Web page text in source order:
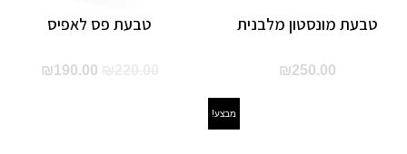
טבעת פס לאפיס
המחיר₪190.00
טבעת מונסטון מלבנית
₪250.00
מבצע!